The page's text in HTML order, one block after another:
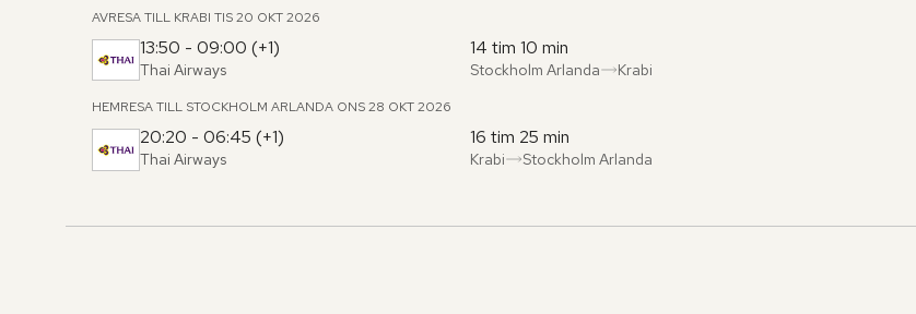
AVRESA TILL KRABI TIS 20 OKT 2026
13:50 - 09:00 (+1)
Thai Airways
14 tim 10 min
Från:
Stockholm Arlanda
,till: Krabi
HEMRESA TILL STOCKHOLM ARLANDA ONS 28 OKT 2026
20:20 - 06:45 (+1)
Thai Airways
16 tim 25 min
Från:
Krabi
,till: Stockholm Arlanda